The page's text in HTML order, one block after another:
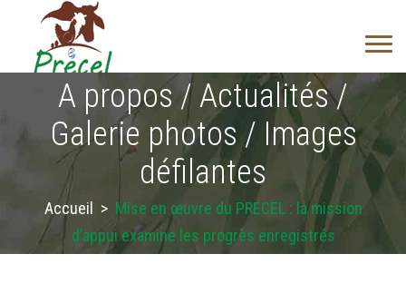
A propos / Actualités /
Galerie photos / Images
défilantes
Accueil > Mise en œuvre du PRECEL : la mission
d’appui examine les progrès enregistrés